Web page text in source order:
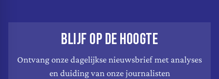
BLIJF OP DE HOOGTE
Ontvang onze dagelijkse nieuwsbrief met analyses
en duiding van onze journalisten